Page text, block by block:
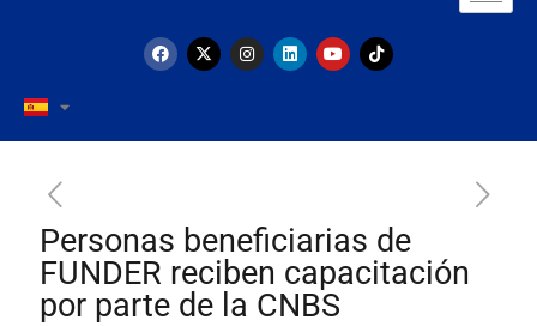
Personas beneficiarias de
FUNDER reciben capacitación
por parte de la CNBS